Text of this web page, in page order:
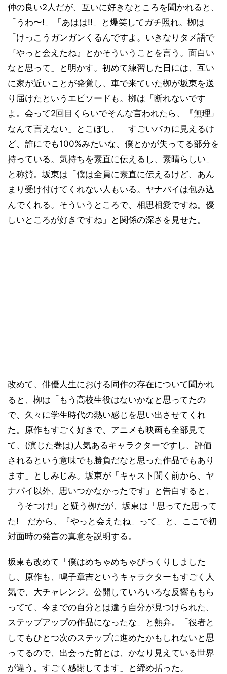
仲の良い2人だが、互いに好きなところを聞かれると、
「うわ〜!」「あはは!!」と爆笑してガチ照れ。栁は
「けっこうガンガンくるんですよ。いきなりタメ語で
『やっと会えたね』とかそういうことを言う。面白い
なと思って」と明かす。初めて練習した日には、互い
に家が近いことが発覚し、車で来ていた栁が坂東を送
り届けたというエピソードも。栁は「断れないです
よ。会って2回目くらいでそんな言われたら、『無理』
なんて言えない」とこぼし、「すごいバカに見えるけ
ど、誰にでも100%みたいな、僕とかが失ってる部分を
持っている。気持ちを素直に伝えるし、素晴らしい」
と称賛。坂東は「僕は全員に素直に伝えるけど、あん
まり受け付けてくれない人もいる。ヤナパイは包み込
んでくれる。そういうところで、相思相愛ですね。優
しいところが好きですね」と関係の深さを見せた。
改めて、俳優人生における同作の存在について聞かれ
ると、栁は「もう高校生役はないかなと思ってたの
で、久々に学生時代の熱い感じを思い出させてくれ
た。原作もすごく好きで、アニメも映画も全部見て
て、(演じた巻は)人気あるキャラクターですし、評価
されるという意味でも勝負だなと思った作品でもあり
ます」としみじみ。坂東が「キャスト聞く前から、ヤ
ナパイ以外、思いつかなかったです」と告白すると、
「うそつけ!」と疑う栁だが、坂東は「思ってた思って
た! だから、『やっと会えたね」って」と、ここで初
対面時の発言の真意を説明する。
坂東も改めて「僕はめちゃめちゃびっくりしました
し、原作も、鳴子章吉というキャラクターもすごく人
気で、大チャレンジ。公開していろいろな反響ももら
ってて、今までの自分とは違う自分が見つけられた、
ステップアップの作品になったな」と熱弁。「役者と
してもひとつ次のステップに進めたかもしれないと思
ってるので、出会った前とは、かなり見えている世界
が違う。すごく感謝してます」と締め括った。